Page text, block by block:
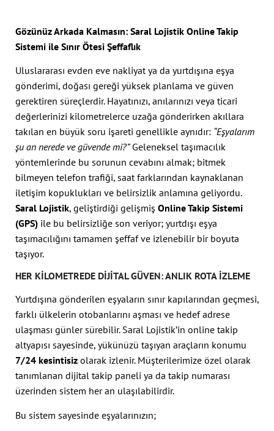
Gözünüz Arkada Kalmasın: Saral Lojistik Online Takip
Sistemi ile Sınır Ötesi Şeffaflık
Uluslararası evden eve nakliyat ya da yurtdışına eşya
gönderimi, doğası gereği yüksek planlama ve güven
gerektiren süreçlerdir. Hayatınızı, anılarınızı veya ticari
değerlerinizi kilometrelerce uzağa gönderirken akıllara
takılan en büyük soru işareti genellikle aynıdır: “Eşyalarım
şu an nerede ve güvende mi?”Geleneksel taşımacılık
yöntemlerinde bu sorunun cevabını almak; bitmek
bilmeyen telefon trafiği, saat farklarından kaynaklanan
iletişim kopuklukları ve belirsizlik anlamına geliyordu.
Saral Lojistik, geliştirdiği gelişmiş Online Takip Sistemi
(GPS) ile bu belirsizliğe son veriyor; yurtdışı eşya
taşımacılığını tamamen şeffaf ve izlenebilir bir boyuta
taşıyor.
HER KILOMETREDE DIJITAL GÜVEN: ANLIK ROTA İZLEME
Yurtdışına gönderilen eşyaların sınır kapılarından geçmesi,
farklı ülkelerin otobanlarını aşması ve hedef adrese
ulaşması günler sürebilir. Saral Lojistik’in online takip
altyapısı sayesinde, yükünüzü taşıyan araçların konumu
7/24 kesintisiz olarak izlenir. Müşterilerimize özel olarak
tanımlanan dijital takip paneli ya da takip numarası
üzerinden sistem her an ulaşılabilirdir.
Bu sistem sayesinde eşyalarınızın;